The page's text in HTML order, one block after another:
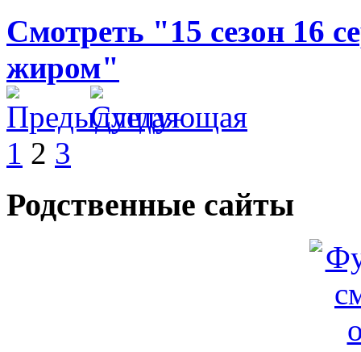
Смотреть "15 сезон 16
жиром"
1 2 3
Родственные сайты